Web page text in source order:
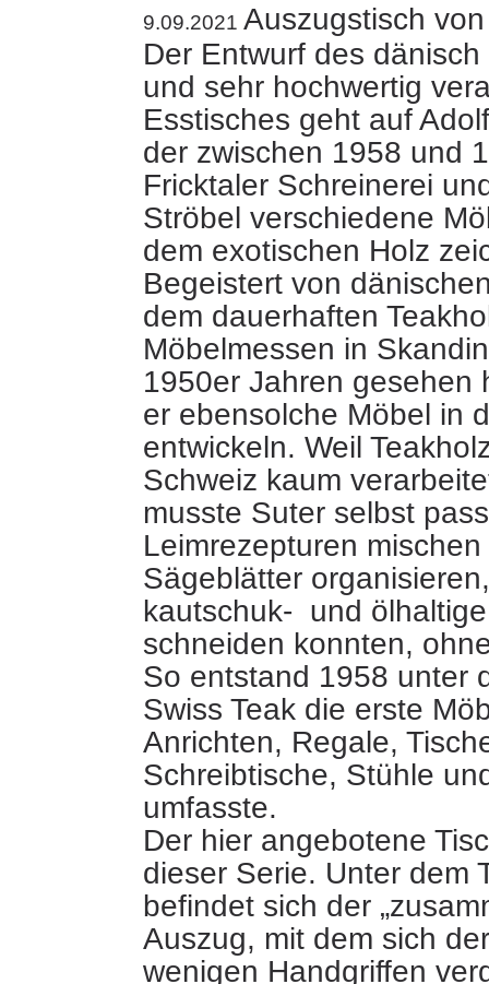
9.09.2021 Auszugstisch
Der Entwurf des
und sehr hochwertig
Esstisches geht auf
der zwischen 1958 und
Fricktaler Schreinerei
Ströbel verschiedene
dem exotischen Holz
Begeistert von
dem dauerhaften
Möbelmessen in
1950er Jahren gesehen
er ebensolche Möbel in
entwickeln. Weil
Schweiz kaum
musste Suter selbst
Leimrezepturen
Sägeblätter
kautschuk- und
schneiden konnten,
So entstand 1958 unter
Swiss Teak die erste
Anrichten, Regale,
Schreibtische, Stühle
umfasste.
Der hier angebotene
dieser Serie. Unter dem
befindet sich der
Auszug, mit dem sich
wenigen Handgriffen